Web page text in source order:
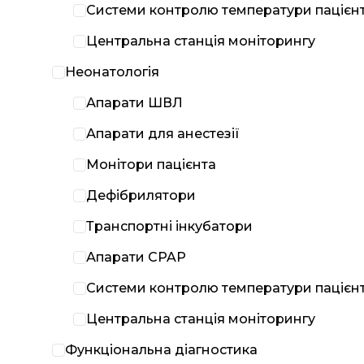
Системи контролю температури
Центральна станція моніторингу
Неонатологія
Апарати ШВЛ
Апарати для анестезії
Монітори пацієнта
Дефібрилятори
Транспортні інкубатори
Апарати CPAP
Системи контролю температури
Центральна станція моніторингу
Функціональна діагностика